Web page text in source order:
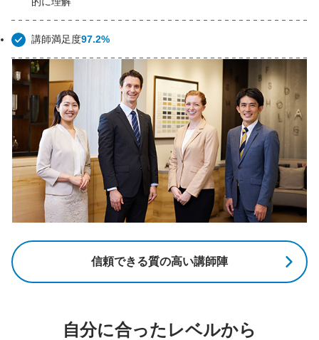
講師満足度97.2%
信頼できる質の高い講師陣
自分に合ったレベルから